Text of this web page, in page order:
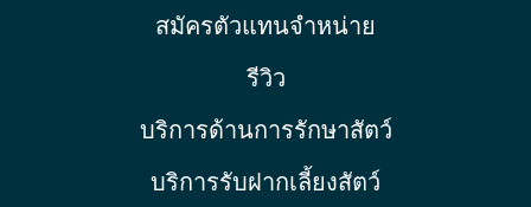
สมัครตัวแทนจำหน่าย
รีวิว
บริการด้านการรักษาสัตว์
บริการรับฝากเลี้ยงสัตว์